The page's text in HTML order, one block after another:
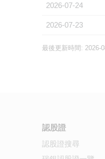
2026-07-24
2026-07-23
最後更新時間: 2026-
認股證
認股證搜尋